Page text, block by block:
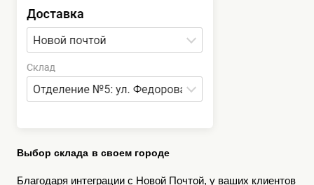
Выбор склада в своем городе
Благодаря интеграции с Новой Почтой, у ваших клиентов